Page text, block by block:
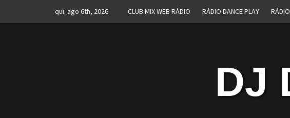
qui. ago 6th, 2026 CLUB MIX WEB RÁDIO RÁDIO DANCE PLAY
DJ